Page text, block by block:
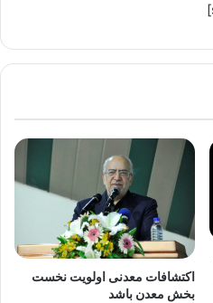
اکتشافات معدنی اولویت نخست
بخش معدن باشد